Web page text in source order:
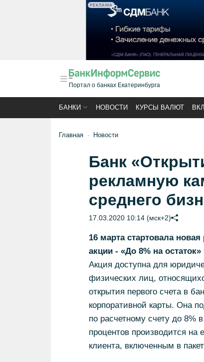
РЕКЛАМА
Портал о банках Екатеринбурга
БАНКИ НОВОСТИ КУРСЫ ВАЛЮТ
Главная Новости
Банк
рекламную
среднего
17.03.2020 10:14 (мск+2)
16 марта стартовала
акции - «До 8% на
Акция доступна для
физических лиц,
открытия первого счета в
корпоративной карты. Она
по расчетному счету до 8%
процентов производится
клиента, включенным в пакет